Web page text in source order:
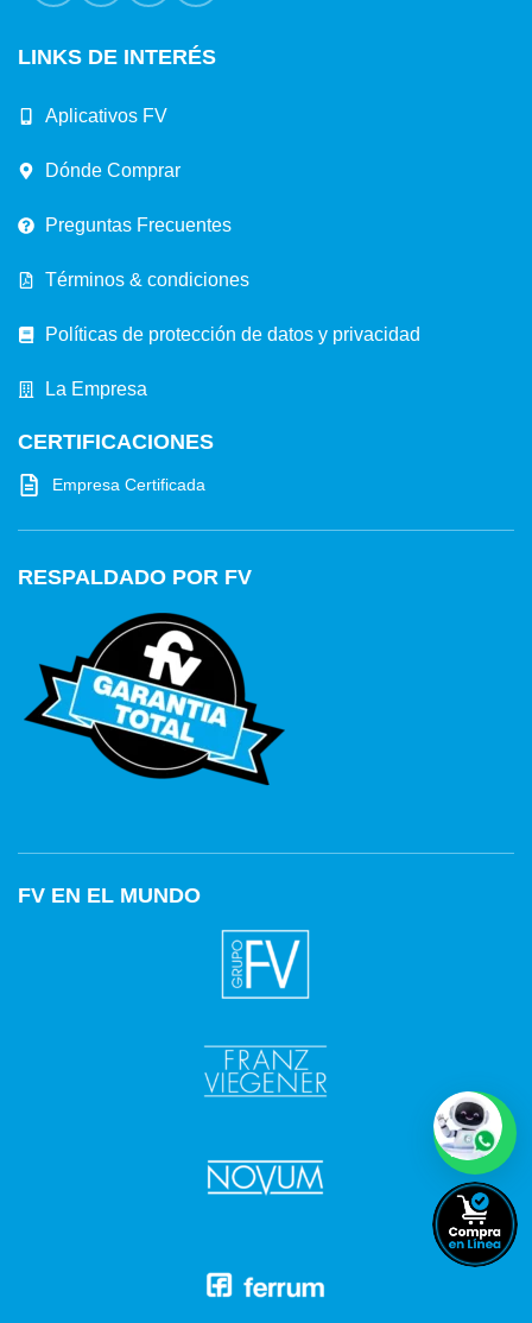
LINKS DE INTERÉS
Aplicativos FV
Dónde Comprar
Preguntas Frecuentes
Términos & condiciones
Políticas de protección de datos y privacidad
La Empresa
CERTIFICACIONES
Empresa Certificada
RESPALDADO POR FV
FV EN EL MUNDO